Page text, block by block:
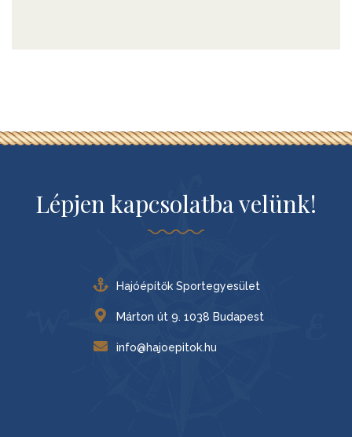
Lépjen kapcsolatba velünk!
Hajóépítők Sportegyesület
Márton út 9. 1038 Budapest
info@hajoepitok.hu